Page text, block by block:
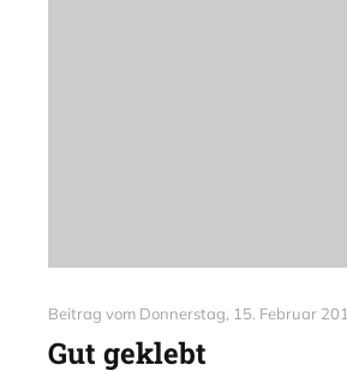
Beitrag vom Donnerstag, 15. Februar
Gut geklebt